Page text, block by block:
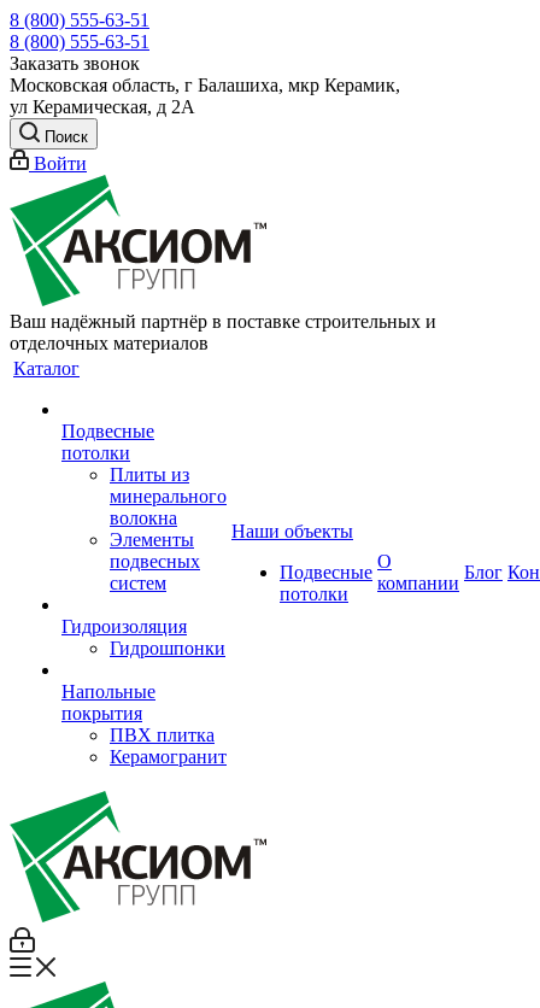
8 (800) 555-63-51
8 (800) 555-63-51
Заказать звонок
Московская область, г Балашиха, мкр Керамик,
ул Керамическая, д 2А
Поиск
Войти
Ваш надёжный партнёр в поставке строительных и
отделочных материалов
Каталог
Подвесные
потолки
Плиты из
минерального
волокна
Элементы
подвесных
систем
Гидроизоляция
Гидрошпонки
Напольные
покрытия
ПВХ плитка
Керамогранит
Наши объекты
Подвесные
потолки
О
компании
Блог